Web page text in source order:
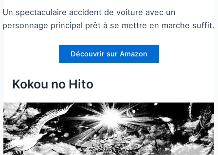
Un spectaculaire accident de voiture avec un
personnage principal prêt à se mettre en marche suffit.
Découvrir sur Amazon
Kokou no Hito